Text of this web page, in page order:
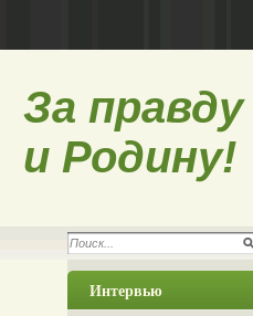
За правду
и Родину!
Интервью